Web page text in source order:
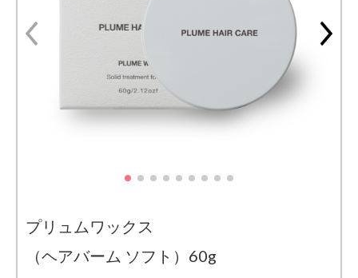
プリュムワックス
（ヘアバーム ソフト）60g